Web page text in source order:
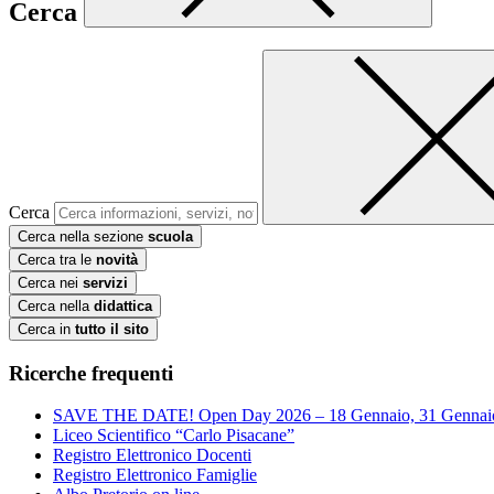
Cerca
Cerca
Cerca nella sezione scuola
Cerca tra le novità
Cerca nei servizi
Cerca nella didattica
Cerca in tutto il sito
Ricerche frequenti
SAVE THE DATE! Open Day 2026 – 18 Gennaio, 31
Liceo Scientifico “Carlo Pisacane”
Registro Elettronico Docenti
Registro Elettronico Famiglie